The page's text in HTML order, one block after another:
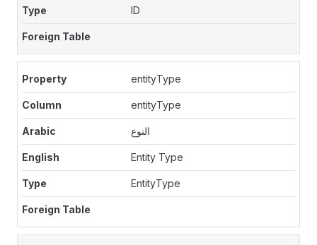
ID
entityType
entityType
النوع
Entity Type
EntityType